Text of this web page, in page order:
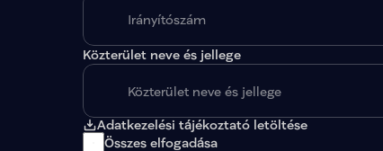
Közterület neve és jellege
Adatkezelési tájékoztató letöltése
Összes elfogadása